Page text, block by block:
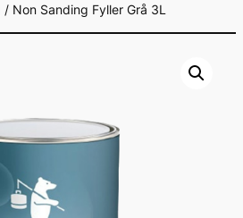
/ Non Sanding Fyller Grå 3L